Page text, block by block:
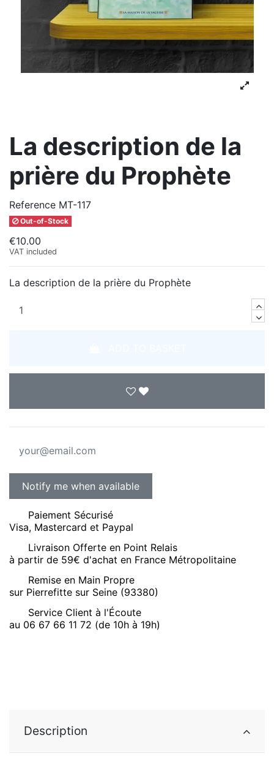
La description de la
prière du Prophète
Reference MT-117
Out-of-Stock
€10.00
VAT included
La description de la prière du Prophète
Paiement Sécurisé
Visa, Mastercard et Paypal
Livraison Offerte en Point Relais
à partir de 59€ d'achat en France Métropolitaine
Remise en Main Propre
sur Pierrefitte sur Seine (93380)
Service Client à l'Écoute
au 06 67 66 11 72 (de 10h à 19h)
Description